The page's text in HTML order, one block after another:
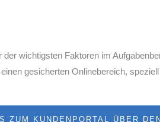
der wichtigsten Faktoren im
gesicherten Onlinebereich,
ZUM KUNDENPORTAL ÜBER